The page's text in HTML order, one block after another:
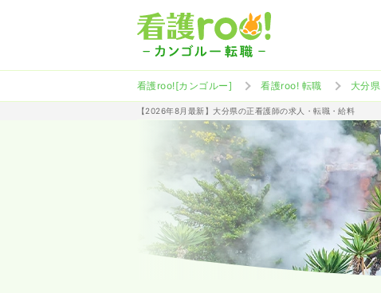
看護roo![カンゴルー] 看護roo! 転職 大分県
【2026年8月最新】大分県の正看護師の求人・転職・給料